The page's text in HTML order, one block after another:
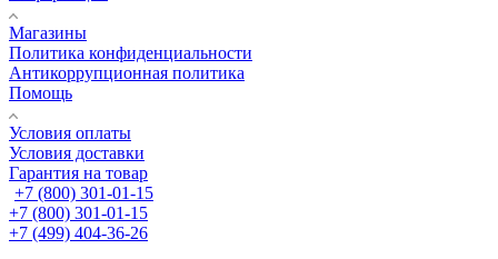
Магазины
Политика конфиденциальности
Антикоррупционная политика
Помощь
Условия оплаты
Условия доставки
Гарантия на товар
+7 (800) 301-01-15
+7 (800) 301-01-15
+7 (499) 404-36-26